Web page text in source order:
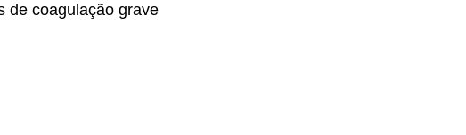
de coagulação grave